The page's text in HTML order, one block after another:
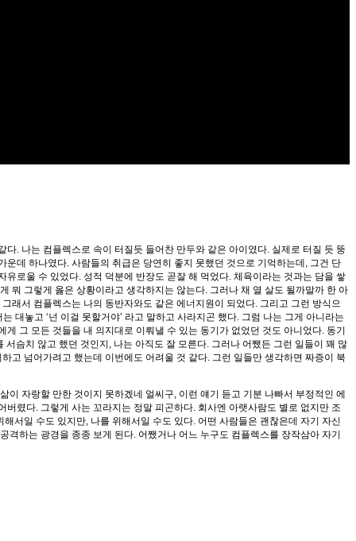
. 나는 컴플렉스로 속이 터질듯 들어찬 만두와 같은 아이였다. 실제로 터질 듯 뚱
데 하나였다. 사람들의 취급은 당연히 좋지 못했던 것으로 기억하는데, 그건 단
로울 수 있었다. 성적 덕분에 반장도 곧잘 해 먹었다. 체육이라는 것과는 담을 쌓
뭐 그렇게 옳은 상황이라고 생각하지는 않는다. 그러나 채 열 살도 될까말까 한 아
래서 컴플렉스는 나의 동반자와도 같은 에너지원이 되었다. 그리고 그런 방식으
대놓고 ‘넌 이걸 못할거야’ 라고 말하고 사라지곤 했다. 그럼 나는 그게 아니라는
그 모든 것들을 내 의지대로 이뤄낼 수 있는 동기가 없었던 것도 아니었다. 동기
슴치 않고 했던 것인지, 나는 아직도 잘 모른다. 그러나 어쨌든 그런 일들이 꽤 많
고 넘어가려고 했는데 이번에도 어려울 것 같다. 그런 일들만 생각하면 짜증이 북
자랑할 만한 것이지 못하겠네 얼씨구, 이런 얘기 듣고 기분 나빠서 부정적인 에
렸다. 그렇게 사는 꼬라지는 정말 피곤하다. 회사엔 아랫사람도 별로 없지만 조
서일 수도 있지만, 나를 위해서일 수도 있다. 어떤 사람들은 괜찮은데 자기 자신
하는 광경을 종종 보게 된다. 어쨌거나 어느 누구도 컴플렉스를 장작삼아 자기